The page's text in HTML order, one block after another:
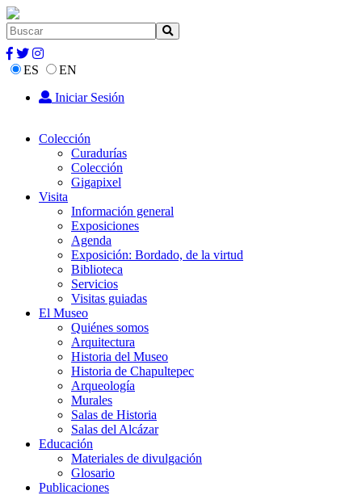
ES
EN
Iniciar Sesión
Colección
Curadurías
Colección
Gigapixel
Visita
Información general
Exposiciones
Agenda
Exposición: Bordado, de la virtud
Biblioteca
Servicios
Visitas guiadas
El Museo
Quiénes somos
Arquitectura
Historia del Museo
Historia de Chapultepec
Arqueología
Murales
Salas de Historia
Salas del Alcázar
Educación
Materiales de divulgación
Glosario
Publicaciones